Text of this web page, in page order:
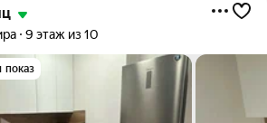
9 этаж из 10
показ